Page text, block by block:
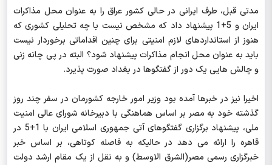
مدتی قبل، طرف ایرانی در حالی کشور عراق را به عنوان محل مذاکرات
ایران و 5+1 پیشنهاد داد که مشخص نیست با چه تحلیلی کشوری که
هنوز از استانداردهای لازم امنیتی برای چنین اقداماتی برخوردار نیست
باید به عنوان محل انجام مذاکرات پیشنهاد شود؟ البته در پی چانه زنی
و چالش هایی یک دور از گفتگوها در بغداد صورت پذیرد.
اخیرا نیز در خبرها آمده بود وزیر امور خارجه کشورمان در سفر چند روز
گذشته خود به مصر بر اساس هماهنگی با دبیرخانه شورای عالی امنیت
ملی، پیشنهاد برگزاری گفتگوهای آتی جمهوری اسلامی ایران با 1+5 در
قاهره را ارائه می دهد در حالیکه به فاصله کوتاهی، بر اساس خبر
خبرگزاری رسمی مصر(الشرق الاوسط) و به نقل از یک مقام ارشد دولت